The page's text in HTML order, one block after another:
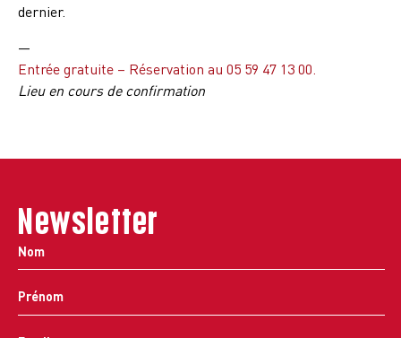
dernier.
—
Entrée gratuite – Réservation au 05 59 47 13 00.
Lieu en cours de confirmation
Newsletter